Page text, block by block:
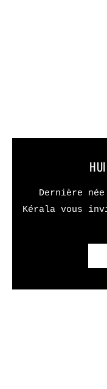
Dernière
Kérala vous